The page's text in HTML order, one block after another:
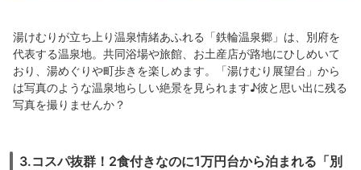
湯けむりが立ち上り温泉情緒あふれる「鉄輪温泉郷」は、別府を
代表する温泉地。共同浴場や旅館、お土産店が路地にひしめいて
おり、湯めぐりや町歩きを楽しめます。「湯けむり展望台」から
は写真のような温泉地らしい絶景を見られます♪彼と思い出に残る
写真を撮りませんか？
3.コスパ抜群！2食付きなのに1万円台から泊まれる「別